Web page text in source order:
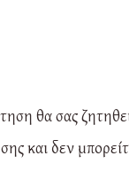
θα σας
και δεν